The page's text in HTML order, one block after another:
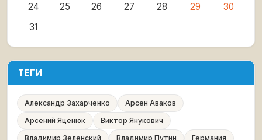
24
25 26 27 28 29
30
31
ТЕГИ
Александр Захарченко
Арсен Аваков
Арсений Яценюк
Виктор Янукович
Владимир Зеленский
Владимир Путин
Германия